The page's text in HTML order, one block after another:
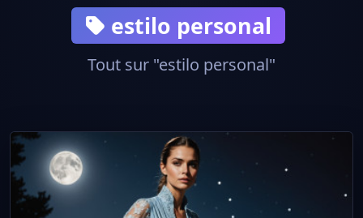
estilo personal
Tout sur "estilo personal"